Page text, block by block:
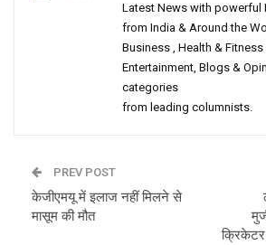
Latest News with powerful
from India & Around the
Business , Health &
Entertainment, Blogs &
categories
from leading columnists.
PREV POST
केजीएमयू में इलाज नहीं मिलने से
मासूम की मौत